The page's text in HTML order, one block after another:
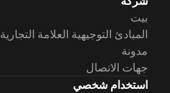
بيت
المبادئ التوجيهية العلامة التجارية
مدونة
جهات الاتصال
استخدام شخصي